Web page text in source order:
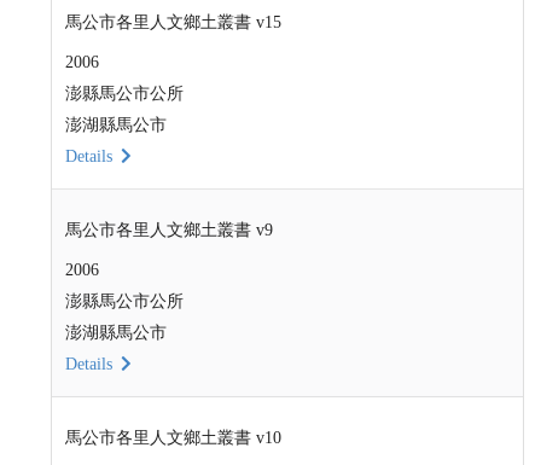
馬公市各里人文鄉土叢書 v15
2006
澎縣馬公市公所
澎湖縣馬公市
Details
馬公市各里人文鄉土叢書 v9
2006
澎縣馬公市公所
澎湖縣馬公市
Details
馬公市各里人文鄉土叢書 v10